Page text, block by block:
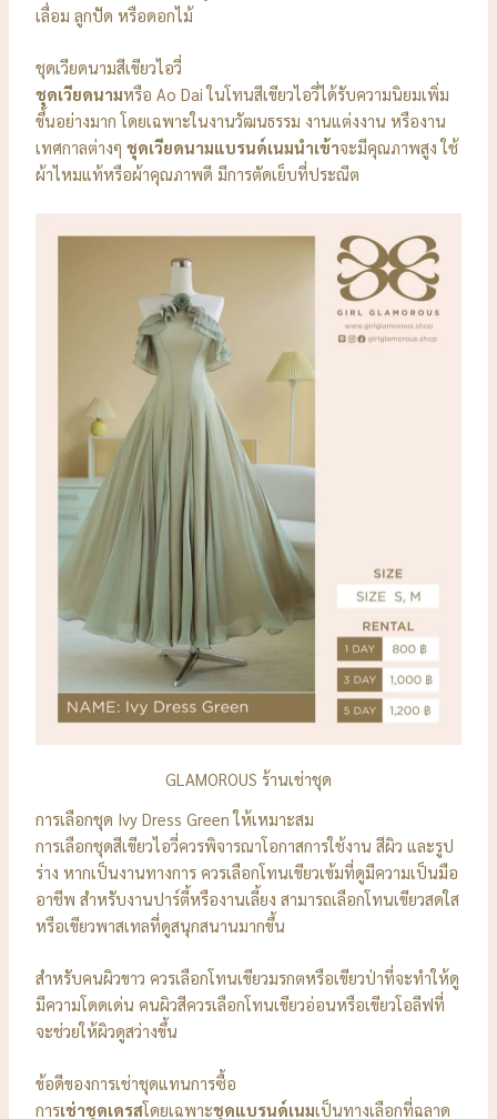
เลื่อม ลูกปัด หรือดอกไม้
ชุดเวียดนามสีเขียวไอวี่
ชุดเวียดนามหรือ Ao Dai ในโทนสีเขียวไอวี่ได้รับความนิยมเพิ่ม
ขึ้นอย่างมาก โดยเฉพาะในงานวัฒนธรรม งานแต่งงาน หรืองาน
เทศกาลต่างๆชุดเวียดนามแบรนด์เนมนำเข้าจะมีคุณภาพสูง ใช้
ผ้าไหมแท้หรือผ้าคุณภาพดี มีการตัดเย็บที่ประณีต
GLAMOROUS ร้านเช่าชุด
การเลือกชุด Ivy Dress Green ให้เหมาะสม
การเลือกชุดสีเขียวไอวี่ควรพิจารณาโอกาสการใช้งาน สีผิว และรูป
ร่าง หากเป็นงานทางการ ควรเลือกโทนเขียวเข้มที่ดูมีความเป็นมือ
อาชีพ สำหรับงานปาร์ตี้หรืองานเลี้ยง สามารถเลือกโทนเขียวสดใส
หรือเขียวพาสเทลที่ดูสนุกสนานมากขึ้น
สำหรับคนผิวขาว ควรเลือกโทนเขียวมรกตหรือเขียวป่าที่จะทำให้ดู
มีความโดดเด่น คนผิวสีควรเลือกโทนเขียวอ่อนหรือเขียวโอลีฟที่
จะช่วยให้ผิวดูสว่างขึ้น
ข้อดีของการเช่าชุดแทนการซื้อ
การเช่าชุดเดรสโดยเฉพาะชุดแบรนด์เนมเป็นทางเลือกที่ฉลาด